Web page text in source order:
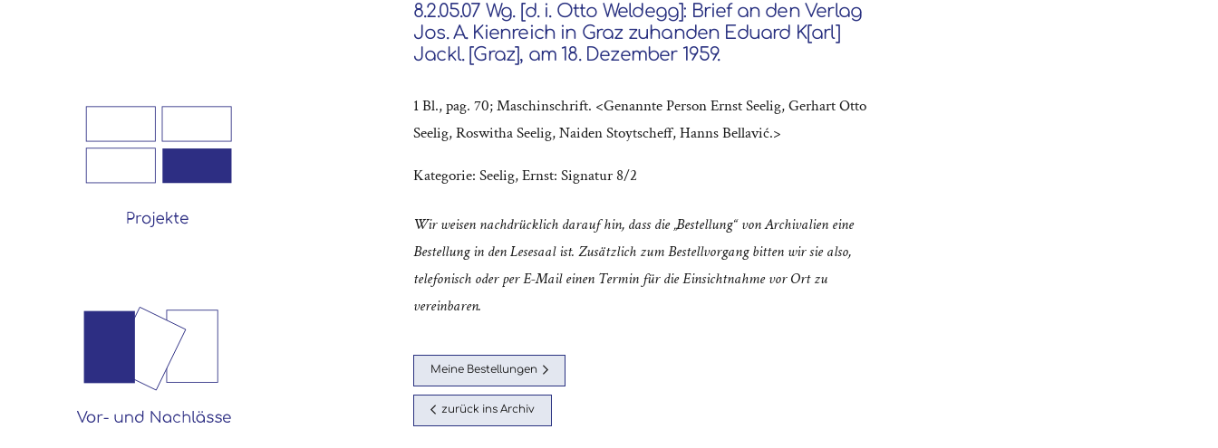
8.2.05.07 Wg. [d. i. Otto Weldegg]: Brief an den Verlag
Jos. A. Kienreich in Graz zuhanden Eduard K[arl]
Jackl. [Graz], am 18. Dezember 1959.
1 Bl., pag. 70; Maschinschrift. <Genannte Person Ernst Seelig, Gerhart Otto
Seelig, Roswitha Seelig, Naiden Stoytscheff, Hanns Bellavić.>
Kategorie: Seelig, Ernst: Signatur 8/2
Wir weisen nachdrücklich darauf hin, dass die „Bestellung“ von Archivalien eine
Bestellung in den Lesesaal ist. Zusätzlich zum Bestellvorgang bitten wir sie also,
telefonisch oder per E-Mail einen Termin für die Einsichtnahme vor Ort zu
vereinbaren.
Meine Bestellungen
zurück ins Archiv